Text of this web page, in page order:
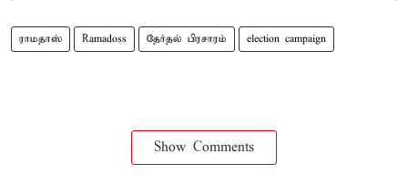
ராமதாஸ் Ramadoss தேர்தல் பிரசாரம் election campaign
Show Comments